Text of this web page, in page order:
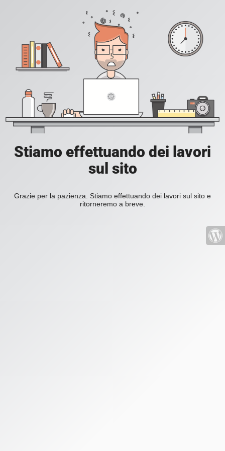
Stiamo effettuando dei lavori
sul sito
Grazie per la pazienza. Stiamo effettuando dei lavori sul sito e
ritorneremo a breve.